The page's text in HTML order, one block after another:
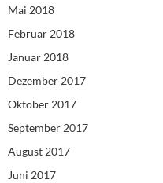
Mai 2018
Februar 2018
Januar 2018
Dezember 2017
Oktober 2017
September 2017
August 2017
Juni 2017